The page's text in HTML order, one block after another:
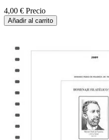
4,00 € Precio
Añadir al carrito